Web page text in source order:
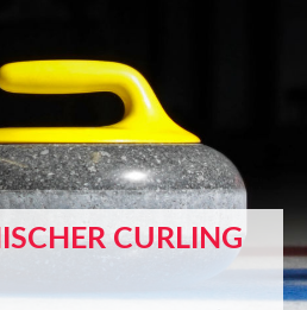
CURLING